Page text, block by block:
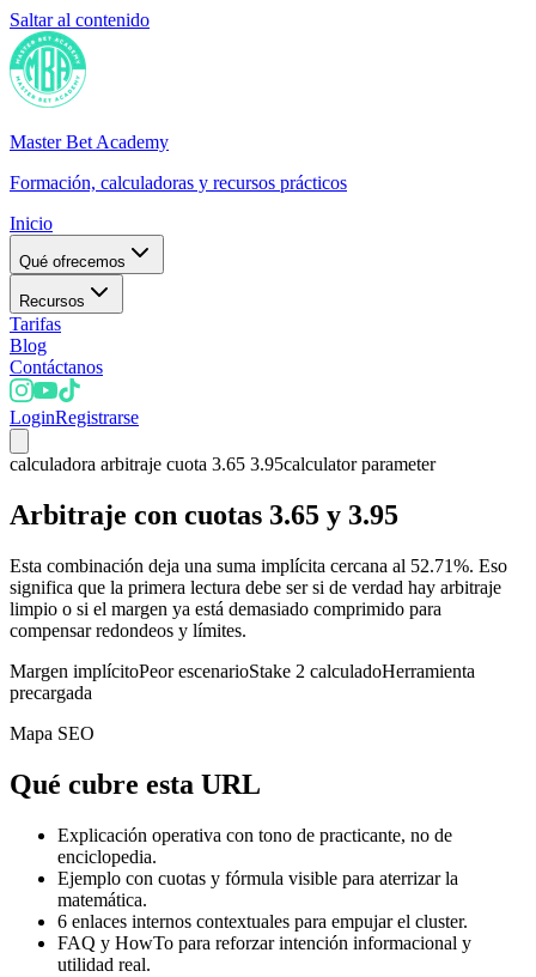
Saltar al contenido
Master Bet Academy
Formación, calculadoras y recursos prácticos
Inicio
Qué ofrecemos
Recursos
Tarifas
Blog
Contáctanos
LoginRegistrarse
calculadora arbitraje cuota 3.65 3.95calculator parameter
Arbitraje con cuotas 3.65 y 3.95
Esta combinación deja una suma implícita cercana al 52.71%. Eso
significa que la primera lectura debe ser si de verdad hay arbitraje
limpio o si el margen ya está demasiado comprimido para
compensar redondeos y límites.
Margen implícitoPeor escenarioStake 2 calculadoHerramienta
precargada
Mapa SEO
Qué cubre esta URL
Explicación operativa con tono de practicante, no de
enciclopedia.
Ejemplo con cuotas y fórmula visible para aterrizar la
matemática.
6 enlaces internos contextuales para empujar el cluster.
FAQ y HowTo para reforzar intención informacional y
utilidad real.